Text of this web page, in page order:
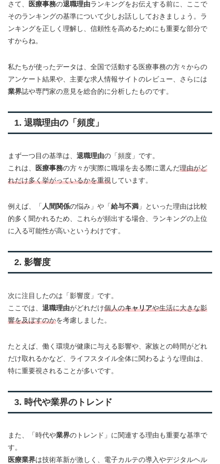
さて、 医療事務の退職理由ランキングをお伝えする前に、ここで
そのランキングの基準について少しお話ししておきましょう。ラ
ンキングを正しく理解し、信頼性を高めるためにも重要な部分で
すからね。
私たちが使ったデータは、全国で活動する医療事務の方々からの
アンケート結果や、主要な求人情報サイトのレビュー、さらには
業界誌や専門家の意見を総合的に分析したものです。
1. 退職理由の「頻度」
まず一つ目の基準は、 退職理由の「頻度」です。
これは、
医療事務の方々が実際に職場を去る際に選んだ理由がど
れだけ多く挙がっているかを重視しています。
例えば、「 人間関係の悩み」や「給与不満 」といった理由は比較
的多く聞かれるため、これらが頻出する場合、ランキングの上位
に入る可能性が高いというわけです。
2. 影響度
次に注目したのは「影響度」です。
ここでは、 退職理由がどれだけ個人のキャリアや生活に大きな影
響を及ぼすのかを考慮しました。
たとえば、働く環境が健康に与える影響や、家族との時間がどれ
だけ取れるかなど、ライフスタイル全体に関わるような理由は、
特に重要視されることが多いです。
3. 時代や業界のトレンド
また、「時代や業界のトレンド」に関連する理由も重要な基準で
す。
医療業界は技術革新が激しく、電子カルテの導入やデジタルヘル